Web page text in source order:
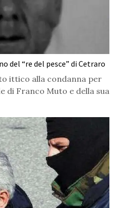
del “re del pesce” di Cetraro
ittico alla condanna per
di Franco Muto e della sua